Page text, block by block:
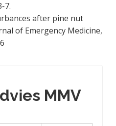
7.
after pine nut
of Emergency Medicine,
MMV